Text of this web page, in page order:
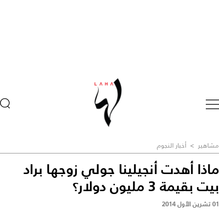
مشاهير > أخبار النجوم
ماذا أهدت أنجيلينا جولي زوجها براد
بيت بقيمة 3 مليون دولار؟
01 تشرين الأول 2014